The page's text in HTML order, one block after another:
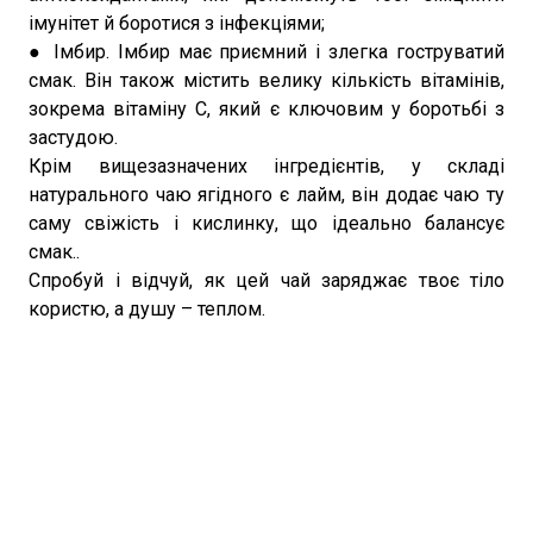
імунітет й боротися з інфекціями;
● Імбир. Імбир має приємний і злегка гоструватий
смак. Він також містить велику кількість вітамінів,
зокрема вітаміну С, який є ключовим у боротьбі з
застудою.
Крім вищезазначених інгредієнтів, у складі
натурального чаю ягідного є лайм, він додає чаю ту
саму свіжість і кислинку, що ідеально балансує
смак..
Спробуй і відчуй, як цей чай заряджає твоє тіло
користю, а душу – теплом.